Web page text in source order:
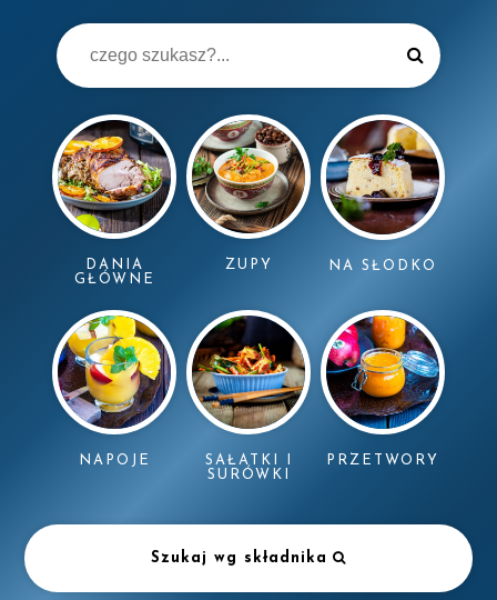
DANIA
GŁÓWNE
ZUPY NA SŁODKO
NAPOJE
SAŁATKI I
SURÓWKI
PRZETWORY
Szukaj wg składnika